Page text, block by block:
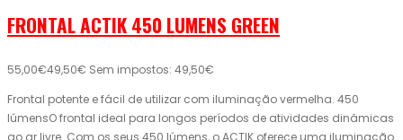
FRONTAL ACTIK 450 LUMENS GREEN
55,00€49,50€ Sem impostos: 49,50€
Frontal potente e fácil de utilizar com iluminação vermelha. 450
lúmensO frontal ideal para longos períodos de atividades dinâmicas